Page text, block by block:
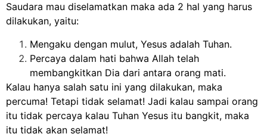
Saudara mau diselamatkan maka ada 2 hal yang harus
dilakukan, yaitu:
Mengaku dengan mulut, Yesus adalah Tuhan.
Percaya dalam hati bahwa Allah telah
membangkitkan Dia dari antara orang mati.
Kalau hanya salah satu ini yang dilakukan, maka
percuma! Tetapi tidak selamat! Jadi kalau sampai orang
itu tidak percaya kalau Tuhan Yesus itu bangkit, maka
itu tidak akan selamat!